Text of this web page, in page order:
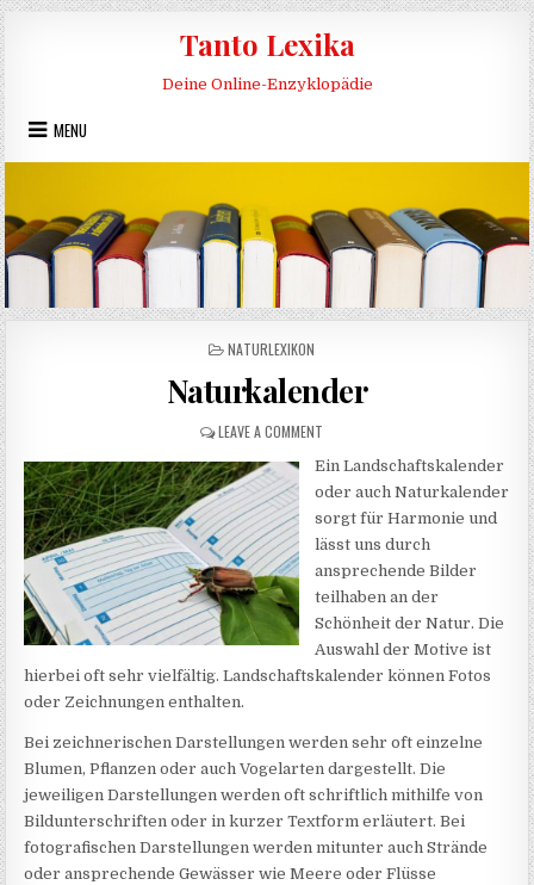
Skip to content
Tanto Lexika
Deine Online-Enzyklopädie
MENU
POSTED IN
NATURLEXIKON
Naturkalender
LEAVE A COMMENTON NATURKALENDER
Ein Landschaftskalender
oder auch Naturkalender
sorgt für Harmonie und
lässt uns durch
ansprechende Bilder
teilhaben an der
Schönheit der Natur. Die
Auswahl der Motive ist
hierbei oft sehr vielfältig. Landschaftskalender können Fotos
oder Zeichnungen enthalten.
Bei zeichnerischen Darstellungen werden sehr oft einzelne
Blumen, Pflanzen oder auch Vogelarten dargestellt. Die
jeweiligen Darstellungen werden oft schriftlich mithilfe von
Bildunterschriften oder in kurzer Textform erläutert. Bei
fotografischen Darstellungen werden mitunter auch Strände
oder ansprechende Gewässer wie Meere oder Flüsse